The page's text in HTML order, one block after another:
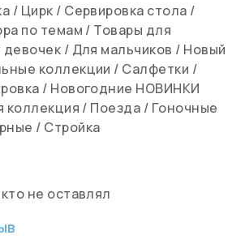
/ Цирк / Сервировка стола /
по темам / Товары для
девочек / Для мальчиков / Новый
коллекции / Салфетки /
/ Новогодние НОВИНКИ
коллекция / Поезда / Гоночные
/ Стройка
не оставлял